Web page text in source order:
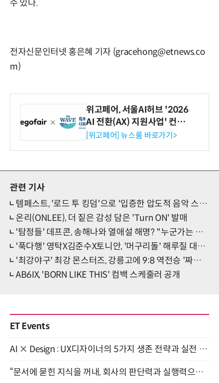
수 있다.
전자신문인터넷 홍은혜 기자 (gracehong@etnews.co
m)
위고페어, 서울AI허브 '2026
AI 전환(AX) 지원사업' 컨소
시엄 선정
[위고페어] 뉴스룸 바로가기>
관련 기사
템페스트, '로드 투 킹덤'으로 '입증한 압도적 음악 스펙트럼'
온리(ONLEE), 더 짙은 감성 담은 'Turn ON' 발매
'탐정들' 데프콘, 송해나와 열애설 해명? "누군가는 일자리 잃어"
'푹다행' 영탁X김준수X토니안, '머구리돌' 해루질 대박 터졌다
'최강야구' 최강 몬스터즈, 강릉고에 9:8 역전승 '짜릿한 명승부'
AB6IX, 'BORN LIKE THIS' 컴백 스케줄러 공개
ET Events
AI × Design : UX디자이너의 5가지 생존 전략과 실전 대응 8월 28일 개최
“문서에 묻힌 지식을 꺼내, 회사의 판단력과 실행력으로 바꾸다” (8/20)